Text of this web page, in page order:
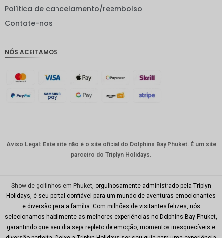
suíço
australia
CNY
TWD
Minhas
Ries
Política de cancelamento/reembolso
Contate-nos
NÓS ACEITAMOS
Aviso Legal: Este site não é o site oficial do Dolphins Bay Phuket. É um site
parceiro do Triplyn Holidays.
Show de golfinhos em Phuket , orgulhosamente administrado pela Triplyn
Holidays, é seu portal confiável para um mundo de aventuras emocionantes
e diversão para a família. Com milhões de visitantes felizes, nós
selecionamos habilmente as melhores experiências no Dolphins Bay Phuket,
garantindo que seu dia seja repleto de emoção, momentos inesquecíveis e